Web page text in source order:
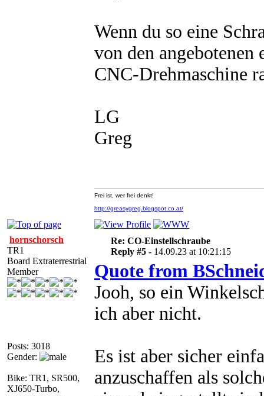
Wenn du so eine
von den angebotenen
CNC-Drehmaschine
LG
Greg
Frei ist, wer frei denkt!
http://greasygreg.blogspot.co.at/
hornschorsch
TR1
Board Extraterrestrial
Member
Posts: 3018
Gender:
Bike: TR1, SR500,
XJ650-Turbo,
Re: CO-Einstellschraube
Reply #5 - 14.09.23 at 10:21:15
Quote from
Jooh, so ein
ich aber nicht.
Es ist aber sicher
anzuschaffen als